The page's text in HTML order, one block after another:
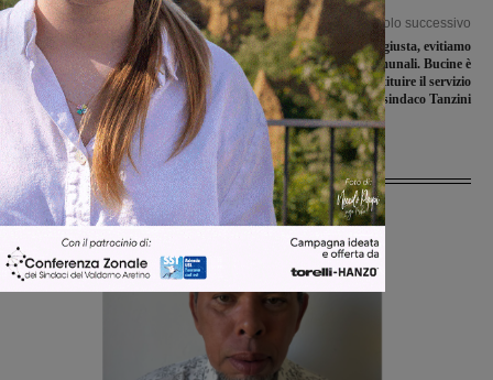
Articolo precedente
“La nostra vita nel campo profughi di
Laterina”. La testimonianza di due
esuli
Articolo successivo
“Imu agricola ingiusta, evitiamo
aumento imposte comunali. Bucine è
il primo comune a istituire il servizio
civico”. Il punto del sindaco Tanzini
Ultime Notizie